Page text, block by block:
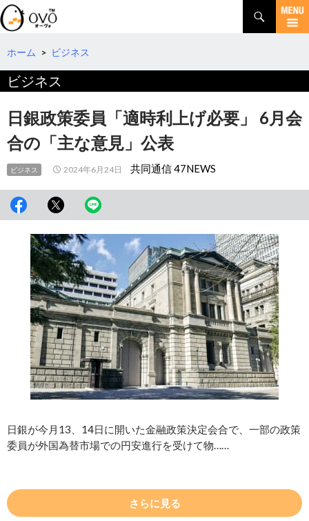
検
索
コ
テ
へ
ホーム > ビジネス
ビジネス
日銀政策委員「適時利上げ必要」 6月会
合の「主な意見」公表
ビジネス 2024年6月24日 共同通信 47NEWS
日銀が今月13、14日に開いた金融政策決定会合で、一部の政策
委員が外国為替市場での円安進行を受けて物……
さらに見る